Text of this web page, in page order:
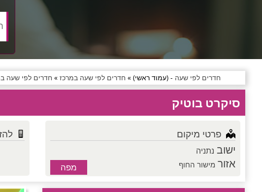
חדרים לפי שעה - (עמוד ראשי) » חדרים לפי שעה במרכז» חדרים לפי שעה
סיקרט בוטיק
פרטי מיקום
ישוב נתניה
אזור מישור החוף מפה